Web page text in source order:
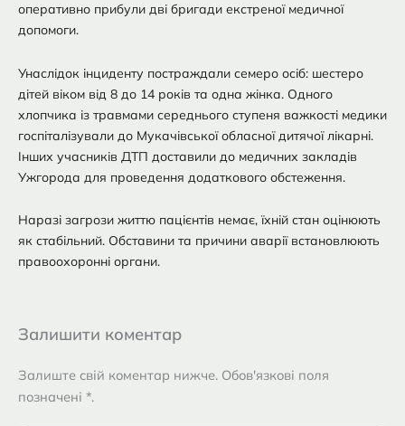
оперативно прибули дві бригади екстреної медичної
допомоги.
Унаслідок інциденту постраждали семеро осіб: шестеро
дітей віком від 8 до 14 років та одна жінка. Одного
хлопчика із травмами середнього ступеня важкості медики
госпіталізували до Мукачівської обласної дитячої лікарні.
Інших учасників ДТП доставили до медичних закладів
Ужгорода для проведення додаткового обстеження.
Наразі загрози життю пацієнтів немає, їхній стан оцінюють
як стабільний. Обставини та причини аварії встановлюють
правоохоронні органи.
Залишити коментар
Залиште свій коментар нижче. Обов'язкові поля
позначені *.